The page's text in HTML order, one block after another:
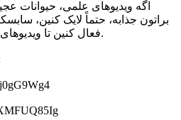
براتون جذابه، حتماً لایک کنین،
فعال کنین تا ویدیوهای بعدی رو از دست ندین.